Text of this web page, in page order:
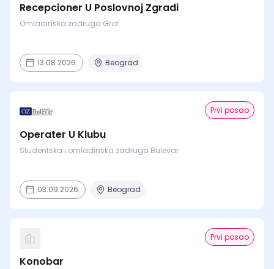
Recepcioner U Poslovnoj Zgradi
Omladinska zadruga Grof
13.08.2026. Beograd
Prvi posao
Operater U Klubu
Studentska i omladinska zadruga Bulevar
03.09.2026. Beograd
Prvi posao
Konobar